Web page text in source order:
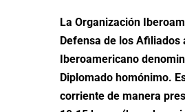
La Organización
Defensa de los Afiliados
Iberoamericano
Diplomado homónimo.
corriente de manera